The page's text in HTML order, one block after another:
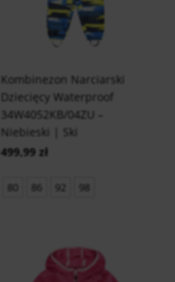
Kombinezon Narciarski
Dziecięcy Waterproof
34W4052KB/04ZU –
Niebieski | Ski
499,99 zł
80 86 92 98